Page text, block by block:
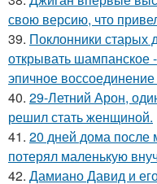
свою версию, что
39. Поклонники старых
открывать шампанское
эпичное
40. 29-Летний Арон,
решил стать женщиной.
41. 20 дней дома после
потерял маленькую
42. Дамиано Давид и